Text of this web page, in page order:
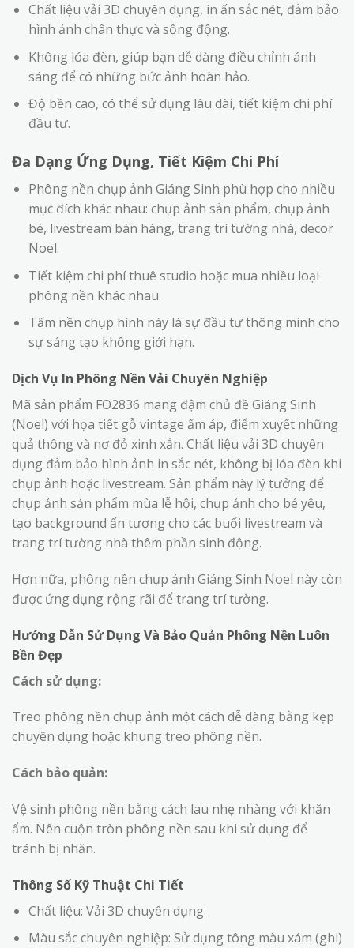
Chất liệu vải 3D chuyên dụng, in ấn sắc nét, đảm bảo
hình ảnh chân thực và sống động.
Không lóa đèn, giúp bạn dễ dàng điều chỉnh ánh
sáng để có những bức ảnh hoàn hảo.
Độ bền cao, có thể sử dụng lâu dài, tiết kiệm chi phí
đầu tư.
Đa Dạng Ứng Dụng, Tiết Kiệm Chi Phí
Phông nền chụp ảnh Giáng Sinh phù hợp cho nhiều
mục đích khác nhau: chụp ảnh sản phẩm, chụp ảnh
bé, livestream bán hàng, trang trí tường nhà, decor
Noel.
Tiết kiệm chi phí thuê studio hoặc mua nhiều loại
phông nền khác nhau.
Tấm nền chụp hình này là sự đầu tư thông minh cho
sự sáng tạo không giới hạn.
Dịch Vụ In Phông Nền Vải Chuyên Nghiệp
Mã sản phẩm FO2836 mang đậm chủ đề Giáng Sinh
(Noel) với họa tiết gỗ vintage ấm áp, điểm xuyết những
quả thông và nơ đỏ xinh xắn. Chất liệu vải 3D chuyên
dụng đảm bảo hình ảnh in sắc nét, không bị lóa đèn khi
chụp ảnh hoặc livestream. Sản phẩm này lý tưởng để
chụp ảnh sản phẩm mùa lễ hội, chụp ảnh cho bé yêu,
tạo background ấn tượng cho các buổi livestream và
trang trí tường nhà thêm phần sinh động.
Hơn nữa, phông nền chụp ảnh Giáng Sinh Noel này còn
được ứng dụng rộng rãi để trang trí tường.
Hướng Dẫn Sử Dụng Và Bảo Quản Phông Nền Luôn
Bền Đẹp
Cách sử dụng:
Treo phông nền chụp ảnh một cách dễ dàng bằng kẹp
chuyên dụng hoặc khung treo phông nền.
Cách bảo quản:
Vệ sinh phông nền bằng cách lau nhẹ nhàng với khăn
ẩm. Nên cuộn tròn phông nền sau khi sử dụng để
tránh bị nhăn.
Thông Số Kỹ Thuật Chi Tiết
Chất liệu: Vải 3D chuyên dụng
Màu sắc chuyên nghiệp: Sử dụng tông màu xám (ghi)